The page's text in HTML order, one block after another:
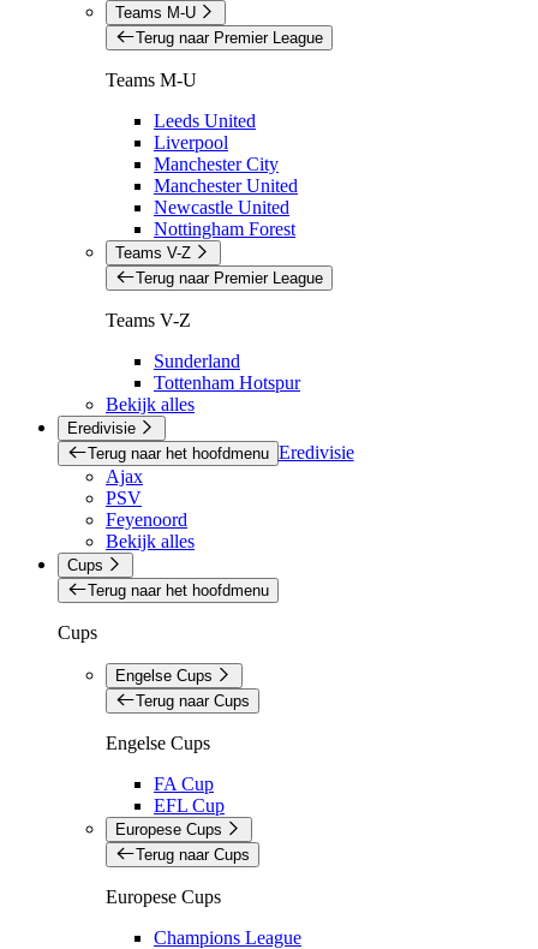
Teams M-U
Terug naar Premier League
Teams M-U
Leeds United
Liverpool
Manchester City
Manchester United
Newcastle United
Nottingham Forest
Teams V-Z
Terug naar Premier League
Teams V-Z
Sunderland
Tottenham Hotspur
Bekijk alles
Eredivisie
Terug naar het hoofdmenu Eredivisie
Ajax
PSV
Feyenoord
Bekijk alles
Cups
Terug naar het hoofdmenu
Cups
Engelse Cups
Terug naar Cups
Engelse Cups
FA Cup
EFL Cup
Europese Cups
Terug naar Cups
Europese Cups
Champions League